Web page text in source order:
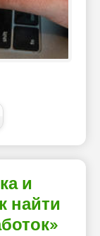
и
найти